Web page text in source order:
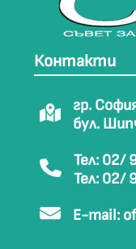
Контакти
гр.
бул.
Тел: 02/
Тел: 02/
E-mail: